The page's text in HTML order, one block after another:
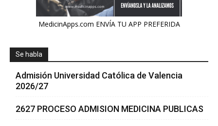
MedicinApps.com ENVÍA TU APP PREFERIDA
Se habla
Admisión Universidad Católica de Valencia
2026/27
2627 PROCESO ADMISION MEDICINA PUBLICAS